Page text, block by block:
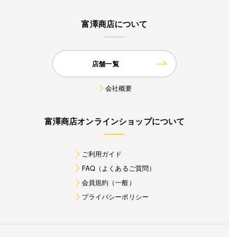
富澤商店について
店舗一覧
会社概要
富澤商店オンラインショップについて
ご利用ガイド
FAQ（よくあるご質問）
会員規約（一般）
プライバシーポリシー